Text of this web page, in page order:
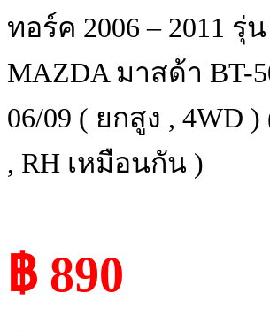
ทอร์ค 2006 – 2011 รุ่น
MAZDA มาสด้า BT-
06/09 ( ยกสูง , 4WD
, RH เหมือนกัน )
฿ 890